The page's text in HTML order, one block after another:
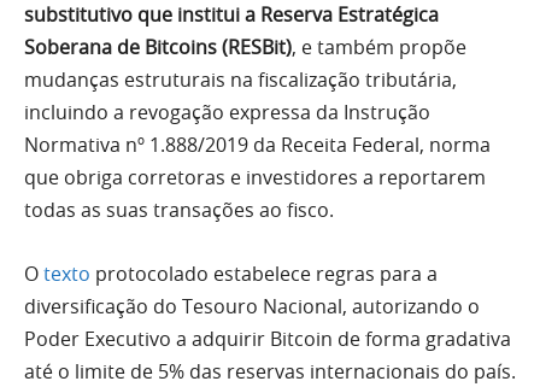
substitutivo que institui a Reserva Estratégica
Soberana de Bitcoins (RESBit), e também propõe
mudanças estruturais na fiscalização tributária,
incluindo a revogação expressa da Instrução
Normativa nº 1.888/2019 da Receita Federal, norma
que obriga corretoras e investidores a reportarem
todas as suas transações ao fisco.
Otexto protocolado estabelece regras para a
diversificação do Tesouro Nacional, autorizando o
Poder Executivo a adquirir Bitcoin de forma gradativa
até o limite de 5% das reservas internacionais do país.